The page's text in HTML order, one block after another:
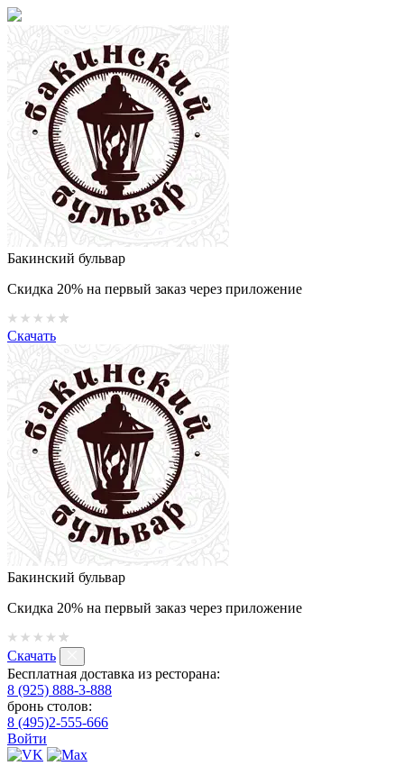
Бакинский бульвар
Скидка 20% на первый заказ через приложение
Скачать
Бакинский бульвар
Скидка 20% на первый заказ через приложение
Скачать
Бесплатная доставка из ресторана:
8 (925) 888-3-888
бронь столов:
8 (495)2-555-666
Войти